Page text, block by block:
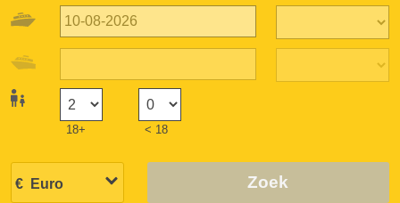
18+ < 18
Zoek